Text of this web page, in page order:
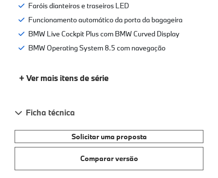
Faróis dianteiros e traseiros LED
Funcionamento automático da porta da bagageira
BMW Live Cockpit Plus com BMW Curved Display
BMW Operating System 8.5 com navegação
+ Ver mais itens de série
Ficha técnica
Solicitar uma proposta
Comparar versão